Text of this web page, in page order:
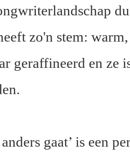
zo'n stem:
geraffineerd en ze
gaat’ is een